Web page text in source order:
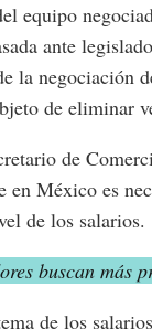
equipo
ante
la negociación
de eliminar
de
en México es
de los salarios.
buscan más
de los